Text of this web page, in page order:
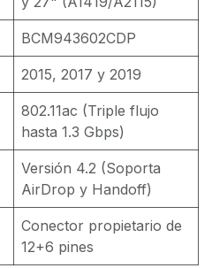
BCM943602CDP
2015, 2017 y 2019
802.11ac (Triple flujo
hasta 1.3 Gbps)
Versión 4.2 (Soporta
AirDrop y Handoff)
Conector propietario de
12+6 pines